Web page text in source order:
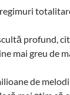
profund,
mai greu de
de